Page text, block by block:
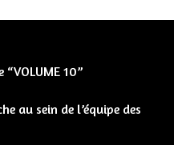
10”
au sein de l’équipe des